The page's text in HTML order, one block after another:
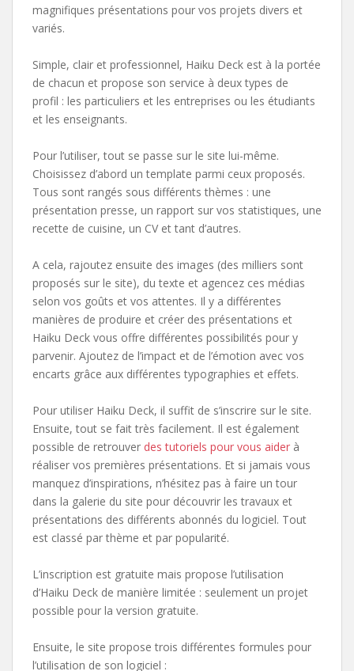
magnifiques présentations pour vos projets divers et
variés.
Simple, clair et professionnel, Haiku Deck est à la portée
de chacun et propose son service à deux types de
profil : les particuliers et les entreprises ou les étudiants
et les enseignants.
Pour l’utiliser, tout se passe sur le site lui-même.
Choisissez d’abord un template parmi ceux proposés.
Tous sont rangés sous différents thèmes : une
présentation presse, un rapport sur vos statistiques, une
recette de cuisine, un CV et tant d’autres.
A cela, rajoutez ensuite des images (des milliers sont
proposés sur le site), du texte et agencez ces médias
selon vos goûts et vos attentes. Il y a différentes
manières de produire et créer des présentations et
Haiku Deck vous offre différentes possibilités pour y
parvenir. Ajoutez de l’impact et de l’émotion avec vos
encarts grâce aux différentes typographies et effets.
Pour utiliser Haiku Deck, il suffit de s’inscrire sur le site.
Ensuite, tout se fait très facilement. Il est également
possible de retrouver des tutoriels pour vous aider à
réaliser vos premières présentations. Et si jamais vous
manquez d’inspirations, n’hésitez pas à faire un tour
dans la galerie du site pour découvrir les travaux et
présentations des différents abonnés du logiciel. Tout
est classé par thème et par popularité.
L’inscription est gratuite mais propose l’utilisation
d’Haiku Deck de manière limitée : seulement un projet
possible pour la version gratuite.
Ensuite, le site propose trois différentes formules pour
l’utilisation de son logiciel :